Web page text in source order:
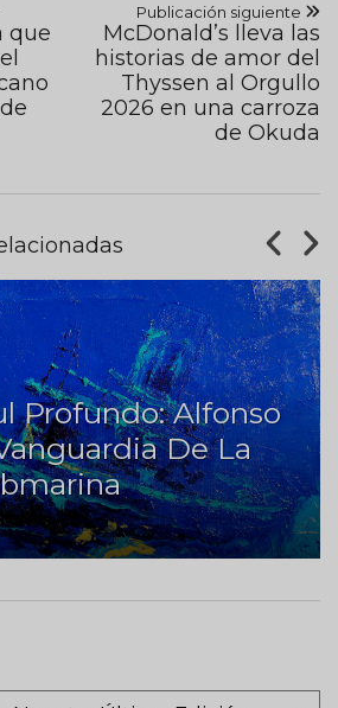
que
Publicación siguiente
McDonald’s lleva las
historias de amor del
Thyssen al Orgullo
2026 en una carroza
de Okuda
Profundo: Alfonso
De La